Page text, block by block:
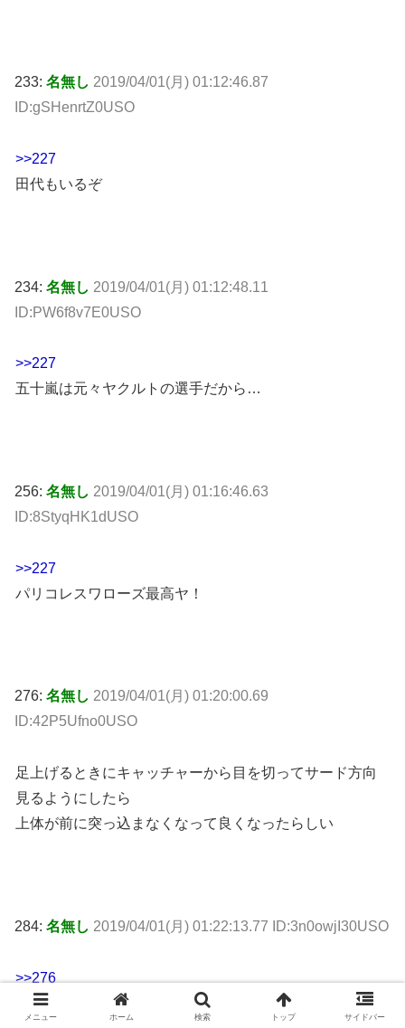
233: 名無し 2019/04/01(月) 01:12:46.87
ID:gSHenrtZ0USO
>>227
田代もいるぞ
234: 名無し 2019/04/01(月) 01:12:48.11
ID:PW6f8v7E0USO
>>227
五十嵐は元々ヤクルトの選手だから…
256: 名無し 2019/04/01(月) 01:16:46.63
ID:8StyqHK1dUSO
>>227
パリコレスワローズ最高ヤ！
276: 名無し 2019/04/01(月) 01:20:00.69
ID:42P5Ufno0USO
足上げるときにキャッチャーから目を切ってサード方向
見るようにしたら
上体が前に突っ込まなくなって良くなったらしい
284: 名無し 2019/04/01(月) 01:22:13.77 ID:3n0owjI30USO
>>276
コーチとの相性ってあるし移籍で復活したならめでたい
メニュー ホーム 検索 トップ サイドバー